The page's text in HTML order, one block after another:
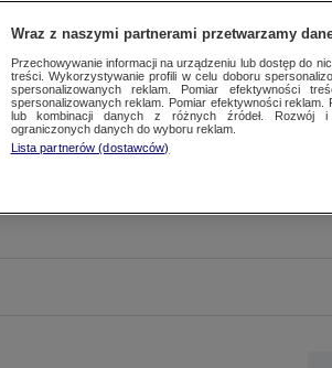
Wraz z naszymi partnerami przetwarzamy
Przechowywanie informacji na urządzeniu lub dostęp do
treści. Wykorzystywanie profili w celu doboru
spersonalizowanych reklam. Pomiar efektywności
spersonalizowanych reklam. Pomiar efektywności
lub kombinacji danych z różnych źródeł. Rozwój i
ograniczonych danych do wyboru reklam.
Lista partnerów (dostawców)